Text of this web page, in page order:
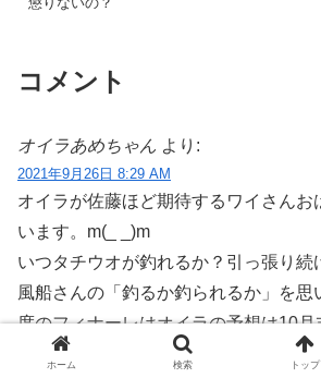
コメント
オイラあめちゃん より:
2021年9月26日 8:29 AM
オイラが佐藤ほど期待するワイさんお
います。m(_ _)m
いつタチウオが釣れるか？引っ張り続
風船さんの「釣るか釣られるか」を思
度のフィナーレはオイラの予想は10
皆さんどやろ？大川とか南に降れば、
ホーム 検索 トップ